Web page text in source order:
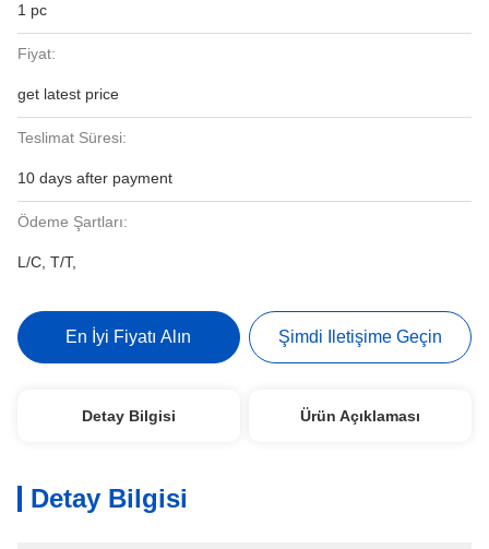
1 pc
Fiyat:
get latest price
Teslimat Süresi:
10 days after payment
Ödeme Şartları:
L/C, T/T,
En İyi Fiyatı Alın Şimdi Iletişime Geçin
Detay Bilgisi Ürün Açıklaması
Detay Bilgisi